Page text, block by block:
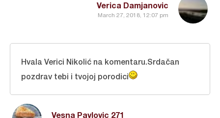
Verica Damjanovic
March 27, 2018, 12:07 pm
Vesna Pavlovic 271
Hvala Verici Nikolić na komentaru.Srdačan
pozdrav tebi i tvojoj porodici